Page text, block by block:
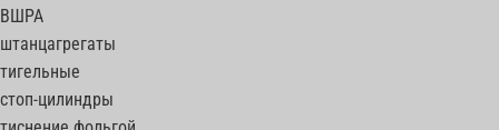
ВШРА
штанцагрегаты
тигельные
стоп-цилиндры